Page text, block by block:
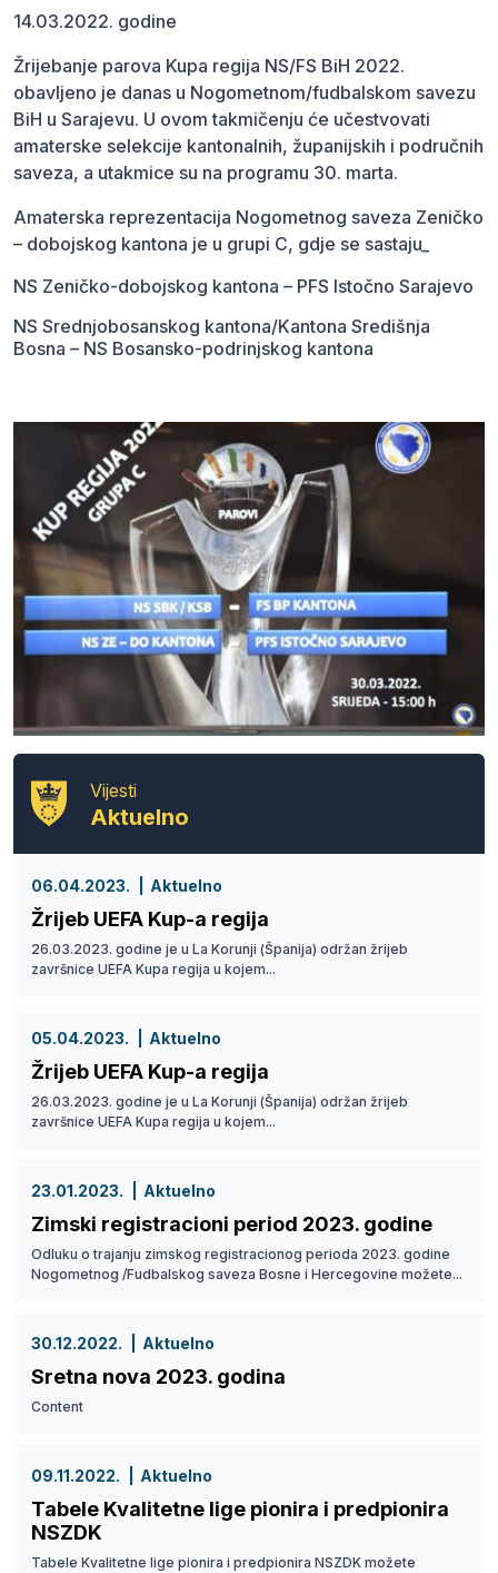
14.03.2022. godine
Žrijebanje parova Kupa regija NS/FS BiH 2022.
obavljeno je danas u Nogometnom/fudbalskom savezu
BiH u Sarajevu. U ovom takmičenju će učestvovati
amaterske selekcije kantonalnih, županijskih i područnih
saveza, a utakmice su na programu 30. marta.
Amaterska reprezentacija Nogometnog saveza Zeničko
– dobojskog kantona je u grupi C, gdje se sastaju_
NS Zeničko-dobojskog kantona – PFS Istočno Sarajevo
NS Srednjobosanskog kantona/Kantona Središnja
Bosna – NS Bosansko-podrinjskog kantona
Vijesti
Aktuelno
06.04.2023. Aktuelno
Žrijeb UEFA Kup-a regija
26.03.2023. godine je u La Korunji (Španija) održan žrijeb
završnice UEFA Kupa regija u kojem...
05.04.2023. Aktuelno
Žrijeb UEFA Kup-a regija
26.03.2023. godine je u La Korunji (Španija) održan žrijeb
završnice UEFA Kupa regija u kojem...
23.01.2023. Aktuelno
Zimski registracioni period 2023. godine
Odluku o trajanju zimskog registracionog perioda 2023. godine
Nogometnog /Fudbalskog saveza Bosne i Hercegovine možete...
30.12.2022. Aktuelno
Sretna nova 2023. godina
Content
09.11.2022. Aktuelno
Tabele Kvalitetne lige pionira i predpionira
NSZDK
Tabele Kvalitetne lige pionira i predpionira NSZDK možete